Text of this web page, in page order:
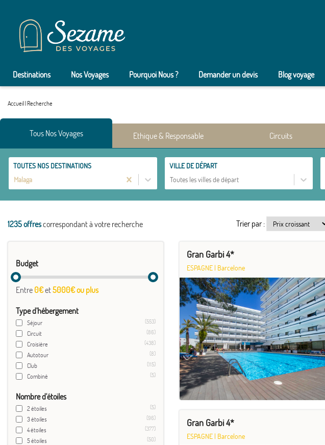
Destinations Nos Voyages Pourquoi Nous ? Demander un devis Blog voyage
Accueil| Recherche
Tous Nos Voyages Ethique & Responsable Circuits
TOUTES NOS DESTINATIONS
Malaga
VILLE DE DÉPART
Toutes les villes de départ
1235 offrescorrespondant à votre recherche Trier par :
Budget
Entre 0€et5000€ ou plus
Type d'hébergement
Séjour (553)
Circuit (86)
Croisière (438)
Autotour (8)
Club (115)
Combiné (5)
Nombre d'étoiles
2 étoiles (5)
3 étoiles (96)
4 étoiles (377)
5 étoiles (50)
Gran Garbi 4*
ESPAGNE | Barcelone
Gran Garbi 4*
ESPAGNE | Barcelone